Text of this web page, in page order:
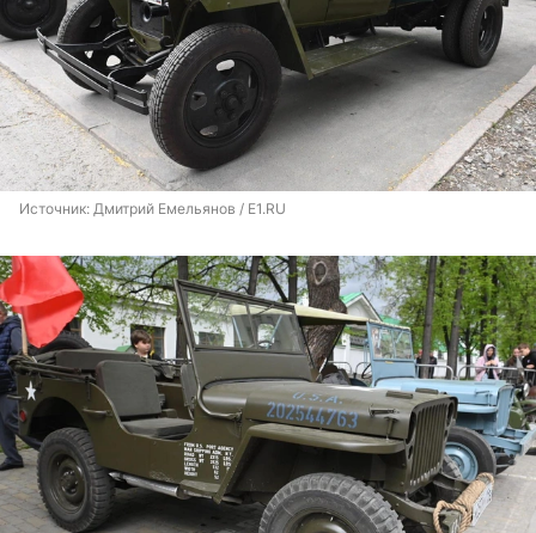
Источник: Дмитрий Емельянов / E1.RU